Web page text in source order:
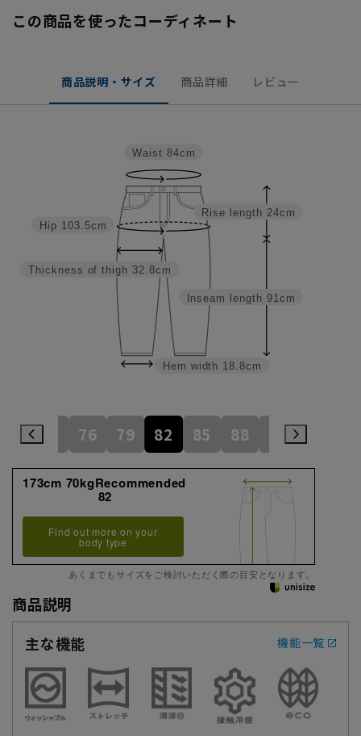
この商品を使ったコーディネート
商品説明・サイズ 商品詳細 レビュー
Inseam length 91cm
Rise length 24cm
Hem width 18.8cm
Thickness of thigh 32.8cm
Hip 103.5cm
Waist 84cm
73 76 79 82 85 88 91
173cm 70kgRecommended
82
Find out more on your
body type
あくまでもサイズをご検討いただく際の目安となります。
商品説明
主な機能
機能一覧